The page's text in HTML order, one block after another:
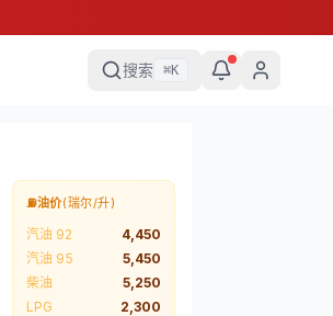
搜索 ⌘K
⛽油价(瑞尔/升)
汽油 92
4,450
汽油 95
5,450
柴油
5,250
LPG
2,300